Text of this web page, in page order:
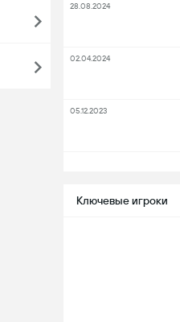
Ключевые игроки
28.08.2024
02.04.2024
05.12.2023